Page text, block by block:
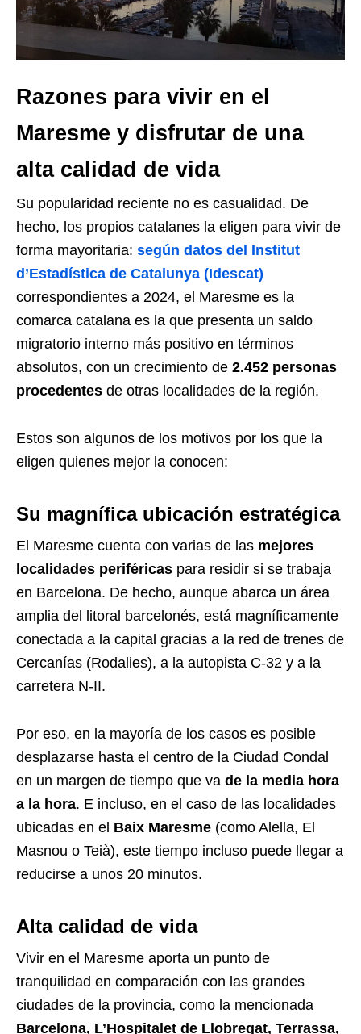
Razones para vivir en el
Maresme y disfrutar de una
alta calidad de vida
Su popularidad reciente no es casualidad. De
hecho, los propios catalanes la eligen para vivir de
forma mayoritaria: según datos del Institut
d’Estadística de Catalunya (Idescat)
correspondientes a 2024, el Maresme es la
comarca catalana es la que presenta un saldo
migratorio interno más positivo en términos
absolutos, con un crecimiento de 2.452 personas
procedentes de otras localidades de la región.
Estos son algunos de los motivos por los que la
eligen quienes mejor la conocen:
Su magnífica ubicación estratégica
El Maresme cuenta con varias de las mejores
localidades periféricas para residir si se trabaja
en Barcelona. De hecho, aunque abarca un área
amplia del litoral barcelonés, está magníficamente
conectada a la capital gracias a la red de trenes de
Cercanías (Rodalies), a la autopista C-32 y a la
carretera N-II.
Por eso, en la mayoría de los casos es posible
desplazarse hasta el centro de la Ciudad Condal
en un margen de tiempo que va de la media hora
a la hora. E incluso, en el caso de las localidades
ubicadas en el Baix Maresme (como Alella, El
Masnou o Teià), este tiempo incluso puede llegar a
reducirse a unos 20 minutos.
Alta calidad de vida
Vivir en el Maresme aporta un punto de
tranquilidad en comparación con las grandes
ciudades de la provincia, como la mencionada
Barcelona, L’Hospitalet de Llobregat, Terrassa,